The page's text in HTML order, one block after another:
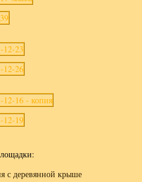
с деревянной крыше